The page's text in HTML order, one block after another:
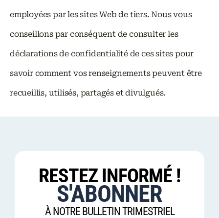
employées par les sites Web de tiers. Nous vous
conseillons par conséquent de consulter les
déclarations de confidentialité de ces sites pour
savoir comment vos renseignements peuvent être
recueillis, utilisés, partagés et divulgués.
RESTEZ INFORMÉ !
S'ABONNER
À NOTRE BULLETIN TRIMESTRIEL